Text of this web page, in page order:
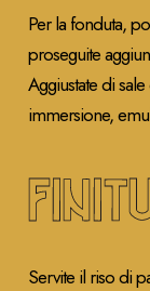
Per la fonduta,
proseguite
Aggiustate di
immersione,
Servite il riso di